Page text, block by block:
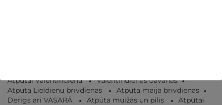
Atpūtai Valentīndienā
Valentīndienas dāvanas
Atpūta Lieldienu brīvdienās
Atpūta maija brīvdienās
Derīgs arī VASARĀ
Atpūta muižās un pilīs
Atpūtai